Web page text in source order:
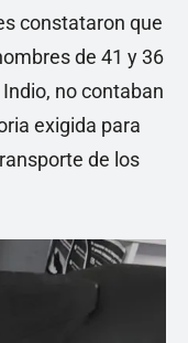
constataron que
de 41 y 36
no contaban
exigida para
de los